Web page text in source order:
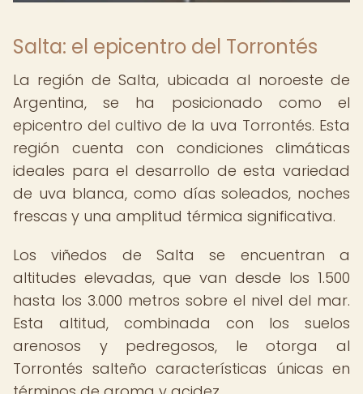
Salta: el epicentro del Torrontés
La región de Salta, ubicada al noroeste de
Argentina, se ha posicionado como el
epicentro del cultivo de la uva Torrontés. Esta
región cuenta con condiciones climáticas
ideales para el desarrollo de esta variedad
de uva blanca, como días soleados, noches
frescas y una amplitud térmica significativa.
Los viñedos de Salta se encuentran a
altitudes elevadas, que van desde los 1.500
hasta los 3.000 metros sobre el nivel del mar.
Esta altitud, combinada con los suelos
arenosos y pedregosos, le otorga al
Torrontés salteño características únicas en